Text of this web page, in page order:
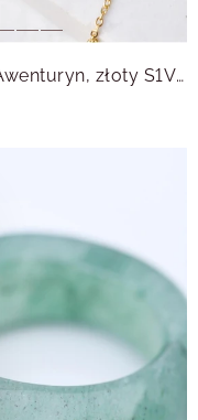
Bransoletka Rak, Awenturyn, złoty S1V72860-9Z